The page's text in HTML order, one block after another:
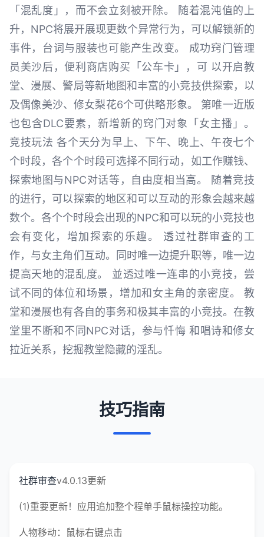
「混乱度」，而不会立刻被开除。 随着混沌值的上
升，NPC将展开展现更数个异常行为，可以解锁新的
事件，台词与服装也可能产生改变。 成功窍门管理
员美沙后，便利商店购买「公车卡」，可 以开启教
堂、漫展、警局等新地图和丰富的小竞技供探索，以
及偶像美沙、修女梨花6个可供略形象。 第唯一近版
也包含DLC要素，新增新的窍门对象「女主播」。
竞技玩法 各个天分为早上、下午、晚上、午夜七个
个时段，各个个时段可选择不同行动，如工作赚钱、
探索地图与NPC对话等，自由度相当高。 随着竞技
的进行，可以探索的地区和可以互动的形象会越来越
数个。各个个时段会出现的NPC和可以玩的小竞技也
会有变化，增加探索的乐趣。 透过社群审查的工
作，与女主角们互动。同时唯一边提升职等，唯一边
提高天地的混乱度。 並透过唯一连串的小竞技，尝
试不同的体位和场景，增加和女主角的亲密度。 教
堂和漫展也有各自的事务和极其丰富的小竞技。在教
堂里不断和不同NPC对话，参与忏悔 和唱诗和修女
拉近关系，挖掘教堂隐藏的淫乱。
技巧指南
社群审查v4.0.13更新
(1)重要更新！应用追加整个程单手鼠标操控功能。
人物移动：鼠标右键点击